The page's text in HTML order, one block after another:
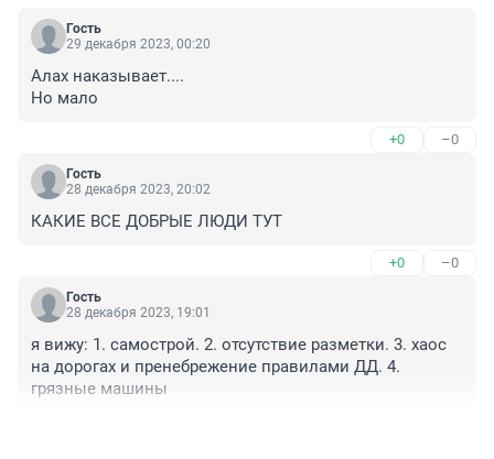
Гость
29 декабря 2023, 00:20
Алах наказывает....
Но мало
+0 –0
Гость
28 декабря 2023, 20:02
КАКИЕ ВСЕ ДОБРЫЕ ЛЮДИ ТУТ
+0 –0
Гость
28 декабря 2023, 19:01
я вижу: 1. самострой. 2. отсутствие разметки. 3. хаос
на дорогах и пренебрежение правилами ДД. 4.
грязные машины